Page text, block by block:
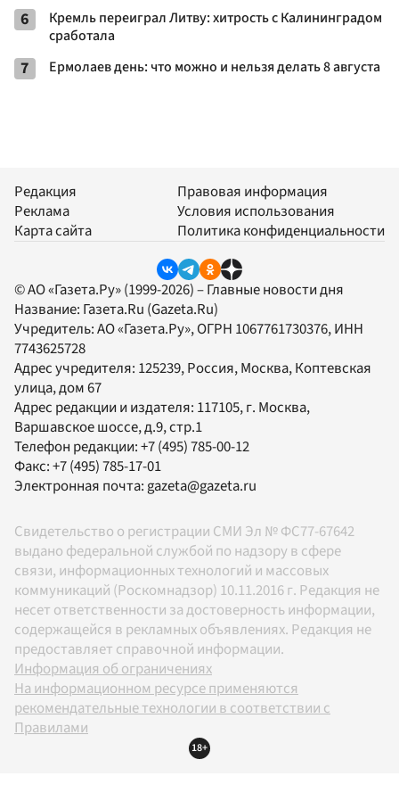
6
Кремль переиграл Литву: хитрость с Калининградом
сработала
7 Ермолаев день: что можно и нельзя делать 8 августа
Редакция
Реклама
Карта сайта
Правовая информация
Условия использования
Политика конфиденциальности
© АО «Газета.Ру» (1999-2026) – Главные новости дня
Название: Газета.Ru (Gazeta.Ru)
Учредитель:АО «Газета.Ру», ОГРН 1067761730376, ИНН
7743625728
Адрес учредителя: 125239, Россия, Москва, Коптевская
улица, дом 67
Адрес редакции и издателя: 117105, г. Москва,
Варшавское шоссе, д.9, стр.1
Телефон редакции:+7 (495) 785-00-12
Факс:+7 (495) 785-17-01
Электронная почта: gazeta@gazeta.ru
Свидетельство о регистрации СМИ Эл № ФС77-67642
выдано федеральной службой по надзору в сфере
связи, информационных технологий и массовых
коммуникаций (Роскомнадзор) 10.11.2016 г. Редакция не
несет ответственности за достоверность информации,
содержащейся в рекламных объявлениях. Редакция не
предоставляет справочной информации.
Информация об ограничениях
На информационном ресурсе применяются
рекомендательные технологии в соответствии с
Правилами
18+